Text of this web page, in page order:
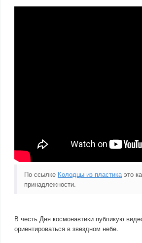
По ссылке Колодцы из пластикаэто
принадлежности.
В честь Дня космонавтики публикую
ориентироваться в звездном небе.